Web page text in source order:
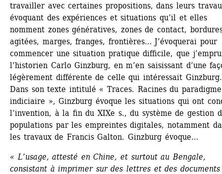
travailler avec certaines propositions, dans leurs
évoquant des expériences et situations qu’il et elles
nomment zones génératives, zones de contact,
agitées, marges, franges, frontières… J’évoquerai pour
commencer une situation pratique difficile, que
l’historien Carlo Ginzburg, en m’en saisissant d’une
légèrement différente de celle qui intéressait Ginzburg.
Dans son texte intitulé « Traces. Racines du paradigme
indiciaire », Ginzburg évoque les situations qui ont
l’invention, à la fin du XIXe s., du système de gestion
populations par les empreintes digitales, notamment
les travaux de Francis Galton. Ginzburg évoque…
« L’usage, attesté en Chine, et surtout au Bengale,
consistant à imprimer sur des lettres et des documents